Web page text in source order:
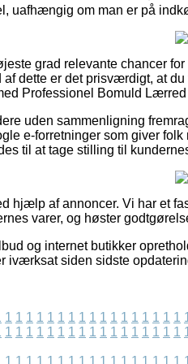
uafhængig om man er på
grad relevante chancer
dette er det prisværdigt, at
Professionel Bomuld
uden sammenligning
e-forretninger som giver
til at tage stilling til
hjælp af annoncer. Vi har et
varer, og høster
og internet butikker
iværksat siden sidste
1 1 1 1 1 1 1 1 1 1 1 1 1 1 1 1 1
1 1 1 1 1 1 1 1 1 1 1 1 1 1 1 1 1
1 1 1 1 1 1 1 1 1 1 1 1 1 1 1 1 1 1